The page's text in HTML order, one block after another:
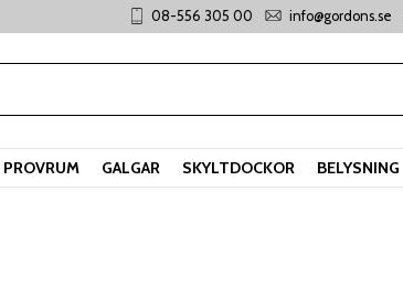
08-556 305 00 info@gordons.se
PROVRUM GALGAR SKYLTDOCKOR BELYSNING